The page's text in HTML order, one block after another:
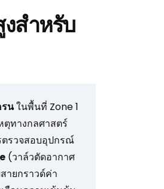
สำหรับ
รนในพื้นที่ Zone 1
ทางกลศาสตร์
ตรวจสอบอุปกรณ์
(วาล์วตัดอากาศ
ายกราวด์ค่า